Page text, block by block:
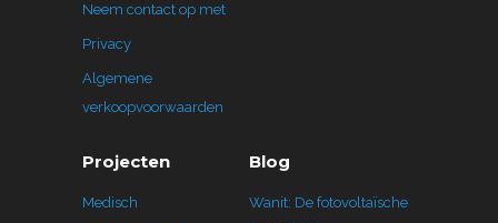
Neem contact op met
Privacy
Algemene
verkoopvoorwaarden
Projecten
Medisch
Blog
Wanit: De fotovoltaïsche